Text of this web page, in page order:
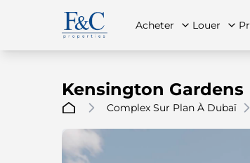
Acheter Louer
Kensington Gardens
Complex Sur Plan À Dubaï